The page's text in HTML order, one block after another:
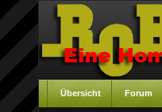
Übersicht Forum